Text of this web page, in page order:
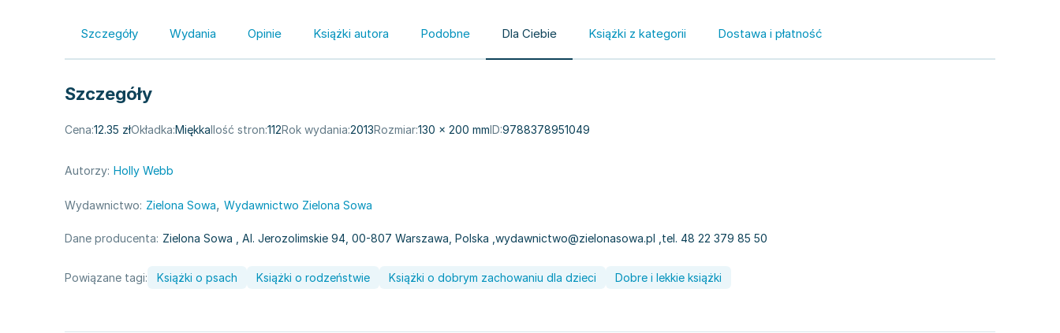
Szczegóły Wydania Opinie Książki autora Podobne Dla Ciebie Książki z kategorii Dostawa i płatność
Szczegóły
Cena:12.35 złOkładka:MiękkaIlość stron:112Rok wydania:2013Rozmiar:130 × 200 mmID:9788378951049
Autorzy: Holly Webb
Wydawnictwo: Zielona Sowa, Wydawnictwo Zielona Sowa
Dane producenta: Zielona Sowa , Al. Jerozolimskie 94, 00-807 Warszawa, Polska wydawnictwo@zielonasowa.pl tel. 48 22 379 85 50
Powiązane tagi: Książki o psach Książki o rodzeństwie Książki o dobrym zachowaniu dla dzieci Dobre i lekkie książki